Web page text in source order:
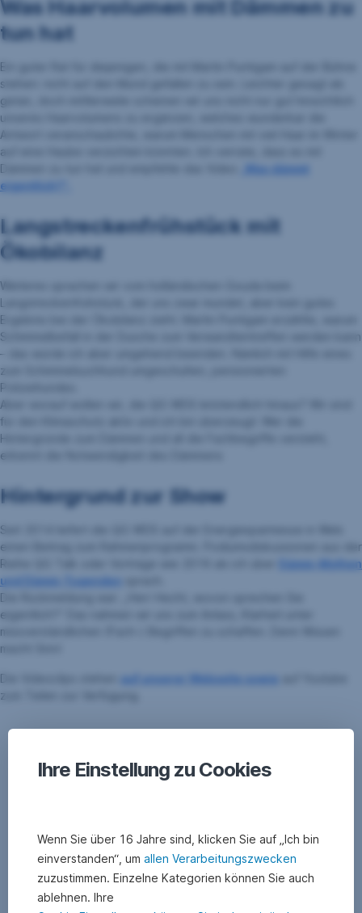
Was Haarvolumen mit Dämmen zu
tun hat
Ein guter Rat für diejenigen, die mit Martin Puntigam auf der Bühne
stehen: nicht auf den Mund gefallen zu sein. Leichter gesagt als
getan, doch mittlerweile scheinen wir uns nicht nur gut hinsichtlich
unseres Haarvolumens zu ergänzen, welches wunderbar die
Antwort veranschaulichte, warum Menschen mit viel Haar im Winter
auf eine Haube verzichten könnten. Ich verrate, dass es mit
Dämmen zu tun hat und empfehle das Video
„Was dämmt
eigentlich?“.
Langstreckenfrühstück mit
Ökobilanz
Weiteres sprachen wir vom holländischen Gouda beim
Langstreckenfrühstück, der uns zwar mundet, aber kein gutes
Ergebnis bei der Ökobilanz zieht. Martin Puntigam erzählte, warum
Schimmelbefall in der Dusche zum Verwandtentreffen werden kann
– das würde ich aber umgehend beenden. Nämlich mit Hilfe eines
zum Schimmelsuchhund umgeschulten, pensionierten
Polizeihundes.
Aber worauf wollen wir, die QG WDS letztendlich hinaus? Wir sind
für den Klimaschutz aktiv und ich bin überzeugt: Wer die
Hintergründe zum Dämmen und all die Fachbegriffe versteht,
erkennt die Notwendigkeit des Dämmens
Hintergrund zur Show
Seit 2014 liefert die QG WDS auf der Energiesparmesse in Wels
einen Beitrag zum Rahmenprogramm. Podiumsdiskussionen aus der
Reihe QG Talk oder Vorträge wie 2016 als ich über
Dämm-Mythen
und Dämm-Tugenden
Die Rückmeldung war: „Herr Hecht, wovon sprechen Sie
eigentlich?“ Das nahmen wir uns zum Anlass, Klarheit unter
missverständlichen (Fach-) Begriffen zu schaffen. Denn Wissen
macht Sinn!
Die Videoclips stehen auf unserer Webseite sowie
zum Teilen zur Verfügung.
Ihre Einstellung zu Cookies
Wenn Sie über 16 Jahre sind, klicken Sie auf „Ich bin
einverstanden“, um allen Verarbeitungszwecken
zuzustimmen. Einzelne Kategorien können Sie auch
ablehnen. Ihre